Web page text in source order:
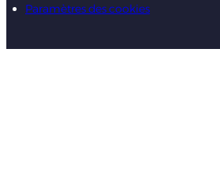
Paramètres des cookies